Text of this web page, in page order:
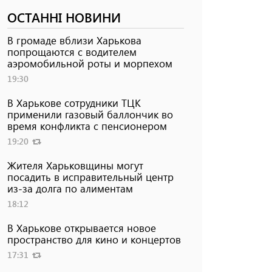
ОСТАННІ НОВИНИ
В громаде вблизи Харькова
попрощаются с водителем
аэромобильной роты и морпехом
19:30
В Харькове сотрудники ТЦК
применили газовый баллончик во
время конфликта с пенсионером
19:20
Жителя Харьковщины могут
посадить в исправительный центр
из-за долга по алиментам
18:12
В Харькове открывается новое
пространство для кино и концертов
17:31